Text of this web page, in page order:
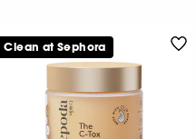
Clean at Sephora